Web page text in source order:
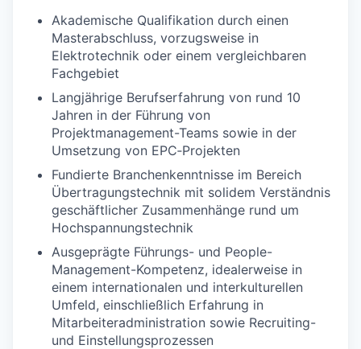
Akademische Qualifikation durch einen
Masterabschluss, vorzugsweise in
Elektrotechnik oder einem vergleichbaren
Fachgebiet
Langjährige Berufserfahrung von rund 10
Jahren in der Führung von
Projektmanagement-Teams sowie in der
Umsetzung von EPC‑Projekten
Fundierte Branchenkenntnisse im Bereich
Übertragungstechnik mit solidem Verständnis
geschäftlicher Zusammenhänge rund um
Hochspannungstechnik
Ausgeprägte Führungs- und People-
Management-Kompetenz, idealerweise in
einem internationalen und interkulturellen
Umfeld, einschließlich Erfahrung in
Mitarbeiteradministration sowie Recruiting-
und Einstellungsprozessen